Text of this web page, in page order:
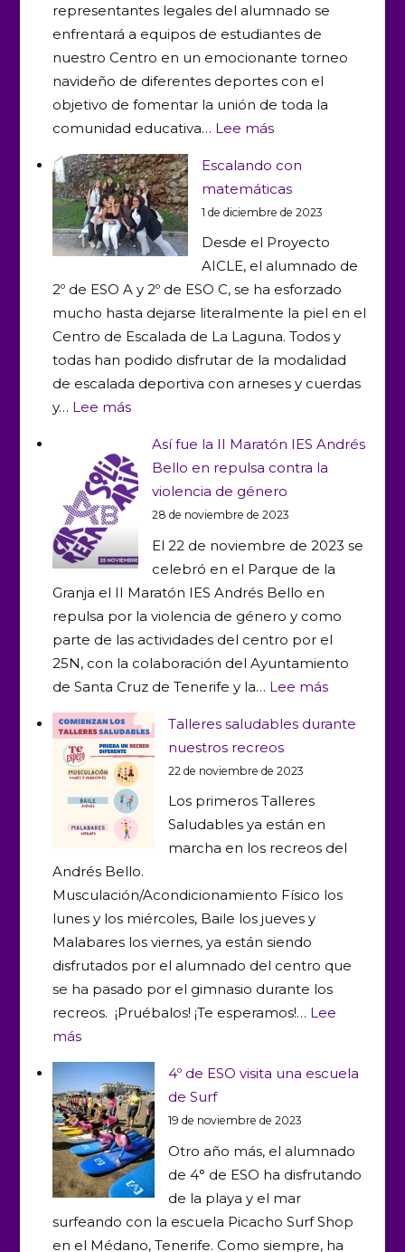
representantes legales del alumnado se
enfrentará a equipos de estudiantes de
nuestro Centro en un emocionante torneo
navideño de diferentes deportes con el
objetivo de fomentar la unión de toda la
comunidad educativa… Lee más:
deportivos
navideños…
¿Te
apuntas?
Escalando con
matemáticas
1 de diciembre de 2023
Desde el Proyecto
AICLE, el alumnado de
2º de ESO A y 2º de ESO C, se ha esforzado
mucho hasta dejarse literalmente la piel en el
Centro de Escalada de La Laguna. Todos y
todas han podido disfrutar de la modalidad
de escalada deportiva con arneses y cuerdas
y… Lee más:
con
matemáticas
Así fue la II Maratón IES Andrés
Bello en repulsa contra la
violencia de género
28 de noviembre de 2023
El 22 de noviembre de 2023 se
celebró en el Parque de la
Granja el II Maratón IES Andrés Bello en
repulsa por la violencia de género y como
parte de las actividades del centro por el
25N, con la colaboración del Ayuntamiento
de Santa Cruz de Tenerife y la… Lee más:
fue
Andrés
en
la
violencia
de
Talleres saludables durante
nuestros recreos
22 de noviembre de 2023
Los primeros Talleres
Saludables ya están en
marcha en los recreos del
Andrés Bello.
Musculación/Acondicionamiento Físico los
lunes y los miércoles, Baile los jueves y
Malabares los viernes, ya están siendo
disfrutados por el alumnado del centro que
se ha pasado por el gimnasio durante los
recreos. ¡Pruébalos! ¡Te esperamos!… Lee
más:
Talleres
saludables
durante
nuestros
recreos
4º de ESO visita una escuela
de Surf
19 de noviembre de 2023
Otro año más, el alumnado
de 4° de ESO ha disfrutando
de la playa y el mar
surfeando con la escuela Picacho Surf Shop
en el Médano, Tenerife. Como siempre, ha